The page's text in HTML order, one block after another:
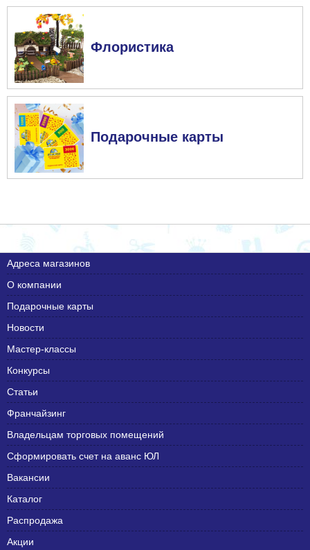
Флористика
Подарочные карты
Адреса магазинов
О компании
Подарочные карты
Новости
Мастер-классы
Конкурсы
Статьи
Франчайзинг
Владельцам торговых помещений
Сформировать счет на аванс ЮЛ
Вакансии
Каталог
Распродажа
Акции